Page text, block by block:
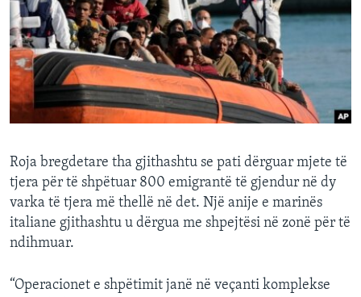
Roja bregdetare tha gjithashtu se pati dërguar mjete të
tjera për të shpëtuar 800 emigrantë të gjendur në dy
varka të tjera më thellë në det. Një anije e marinës
italiane gjithashtu u dërgua me shpejtësi në zonë për të
ndihmuar.
“Operacionet e shpëtimit janë në veçanti komplekse